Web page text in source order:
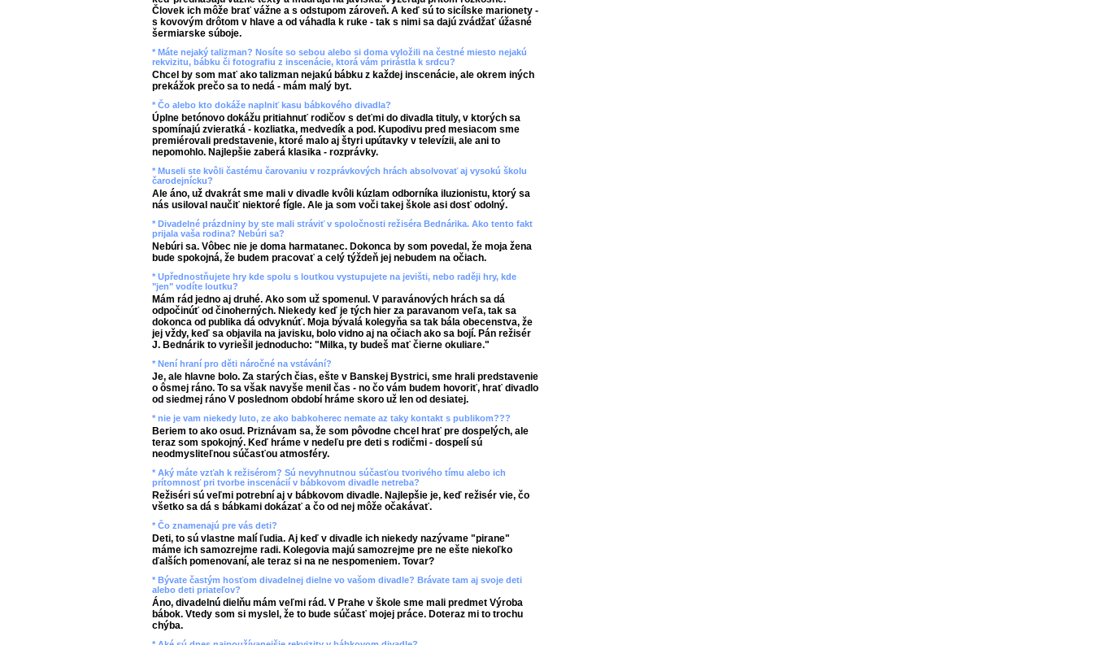
Človek ich môže brať vážne a s odstupom zároveň. A keď sú to sicílske marionety -
s kovovým drôtom v hlave a od váhadla k ruke - tak s nimi sa dajú zvádžať úžasné
šermiarske súboje.
* Máte nejaký talizman? Nosíte so sebou alebo si doma vyložili na čestné miesto nejakú
rekvizitu, bábku či fotografiu z inscenácie, ktorá vám prirástla k srdcu?
Chcel by som mať ako talizman nejakú bábku z každej inscenácie, ale okrem iných
prekážok prečo sa to nedá - mám malý byt.
* Čo alebo kto dokáže naplniť kasu bábkového divadla?
Úplne betónovo dokážu pritiahnuť rodičov s deťmi do divadla tituly, v ktorých sa
spomínajú zvieratká - kozliatka, medvedík a pod. Kupodivu pred mesiacom sme
premiérovali predstavenie, ktoré malo aj štyri upútavky v televízii, ale ani to
nepomohlo. Najlepšie zaberá klasika - rozprávky.
* Museli ste kvôli častému čarovaniu v rozprávkových hrách absolvovať aj vysokú školu
čarodejnícku?
Ale áno, už dvakrát sme mali v divadle kvôli kúzlam odborníka iluzionistu, ktorý sa
nás usiloval naučiť niektoré fígle. Ale ja som voči takej škole asi dosť odolný.
* Divadelné prázdniny by ste mali stráviť v spoločnosti režiséra Bednárika. Ako tento fakt
prijala vaša rodina? Nebúri sa?
Nebúri sa. Vôbec nie je doma harmatanec. Dokonca by som povedal, že moja žena
bude spokojná, že budem pracovať a celý týždeň jej nebudem na očiach.
* Upřednostňujete hry kde spolu s loutkou vystupujete na jevišti, nebo raději hry, kde
"jen" vodíte loutku?
Mám rád jedno aj druhé. Ako som už spomenul. V paravánových hrách sa dá
odpočinúť od činoherných. Niekedy keď je tých hier za paravanom veľa, tak sa
dokonca od publika dá odvyknúť. Moja bývalá kolegyňa sa tak bála obecenstva, že
jej vždy, keď sa objavila na javisku, bolo vidno aj na očiach ako sa bojí. Pán režisér
J. Bednárik to vyriešil jednoducho: "Milka, ty budeš mať čierne okuliare."
* Není hraní pro děti náročné na vstávání?
Je, ale hlavne bolo. Za starých čias, ešte v Banskej Bystrici, sme hrali predstavenie
o ôsmej ráno. To sa však navyše menil čas - no čo vám budem hovoriť, hrať divadlo
od siedmej ráno V poslednom období hráme skoro už len od desiatej.
* nie je vam niekedy luto, ze ako babkoherec nemate az taky kontakt s publikom???
Beriem to ako osud. Priznávam sa, že som pôvodne chcel hrať pre dospelých, ale
teraz som spokojný. Keď hráme v nedeľu pre deti s rodičmi - dospelí sú
neodmysliteľnou súčasťou atmosféry.
* Aký máte vzťah k režisérom? Sú nevyhnutnou súčasťou tvorivého tímu alebo ich
prítomnosť pri tvorbe inscenácií v bábkovom divadle netreba?
Režiséri sú veľmi potrební aj v bábkovom divadle. Najlepšie je, keď režisér vie, čo
všetko sa dá s bábkami dokázať a čo od nej môže očakávať.
* Čo znamenajú pre vás deti?
Deti, to sú vlastne malí ľudia. Aj keď v divadle ich niekedy nazývame "pirane"
máme ich samozrejme radi. Kolegovia majú samozrejme pre ne ešte niekoľko
ďalších pomenovaní, ale teraz si na ne nespomeniem. Tovar?
* Bývate častým hosťom divadelnej dielne vo vašom divadle? Brávate tam aj svoje deti
alebo deti priateľov?
Áno, divadelnú dielňu mám veľmi rád. V Prahe v škole sme mali predmet Výroba
bábok. Vtedy som si myslel, že to bude súčasť mojej práce. Doteraz mi to trochu
chýba.